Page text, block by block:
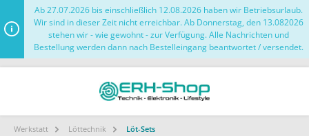
Ab 27.07.2026 bis einschließlich 12.08.2026 haben wir Betriebsurlaub.
Wir sind in dieser Zeit nicht erreichbar. Ab Donnerstag, den 13.082026
stehen wir - wie gewohnt - zur Verfügung. Alle Nachrichten und
Bestellung werden dann nach Bestelleingang beantwortet / versendet.
Werkstatt Löttechnik Löt-Sets